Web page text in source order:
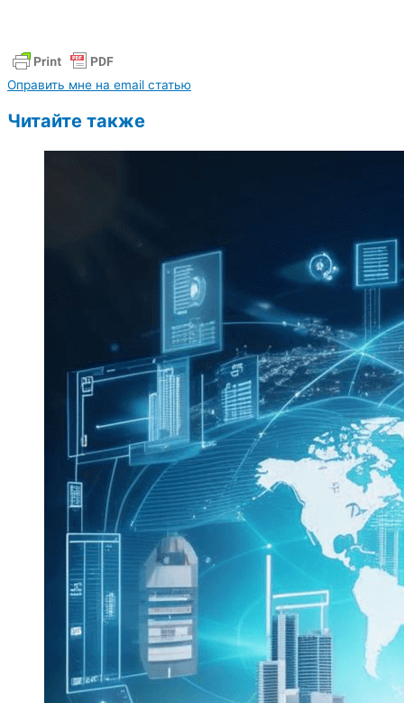
Оправить мне на email статью
Читайте также